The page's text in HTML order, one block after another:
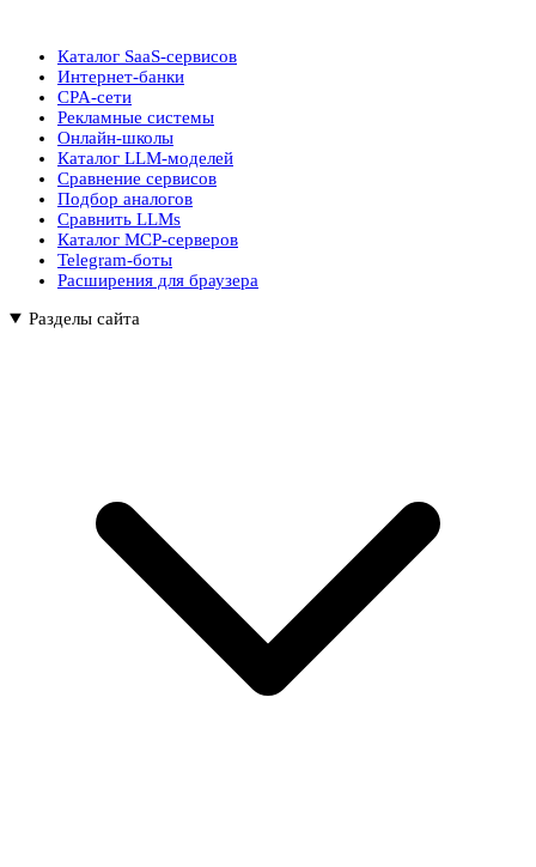
Каталог SaaS-сервисов
Интернет-банки
CPA-сети
Рекламные системы
Онлайн-школы
Каталог LLM-моделей
Сравнение сервисов
Подбор аналогов
Сравнить LLMs
Каталог MCP-серверов
Telegram-боты
Расширения для браузера
Разделы сайта